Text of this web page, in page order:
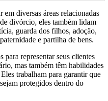
diversas áreas relacionadas
divórcio, eles também lidam
guarda dos filhos, adoção,
e partilha de bens.
para representar seus clientes
mas também têm habilidades
trabalham para garantir que
protegidos dentro do